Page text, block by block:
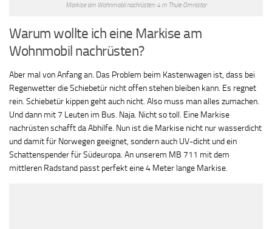
Markise am Wohnmobil nachrüsten: 4 m Thule Omnistor
Warum wollte ich eine Markise am
Wohnmobil nachrüsten?
Aber mal von Anfang an. Das Problem beim Kastenwagen ist, dass bei
Regenwetter die Schiebetür nicht offen stehen bleiben kann. Es regnet
rein. Schiebetür kippen geht auch nicht. Also muss man alles zumachen.
Und dann mit 7 Leuten im Bus. Naja. Nicht so toll. Eine Markise
nachrüsten schafft da Abhilfe. Nun ist die Markise nicht nur wasserdicht
und damit für Norwegen geeignet, sondern auch UV-dicht und ein
Schattenspender für Südeuropa. An unserem MB 711 mit dem
mittleren Radstand passt perfekt eine 4 Meter lange Markise.